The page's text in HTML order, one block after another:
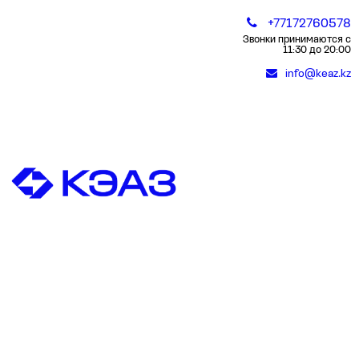
+77172760578
Звонки принимаются с
11:30 до 20:00
info@keaz.kz